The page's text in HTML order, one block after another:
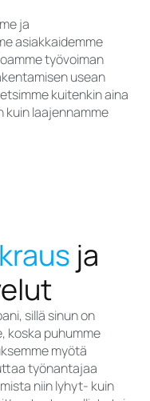
ja
asiakkaidemme
työvoiman
usean
kuitenkin aina
kuin laajennamme
ja
sillä sinun on
koska puhumme
myötä
työnantajaa
niin lyhyt- kuin